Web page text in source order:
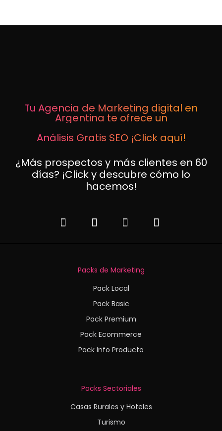
Tu Agencia de Marketing digital en
Argentina te ofrece un
Análisis Gratis SEO ¡Click aquí!
¿Más prospectos y más clientes en 60
días? ¡Click y descubre cómo lo
hacemos!
Packs de Marketing
Pack Local
Pack Basic
Pack Premium
Pack Ecommerce
Pack Info Producto
Packs Sectoriales
Casas Rurales y Hoteles
Turismo